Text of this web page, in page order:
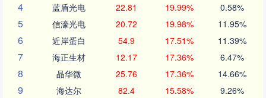
4 蓝盾光电 22.81 19.99% 0.58%
5 信濠光电 20.72 19.98% 11.95%
6 近岸蛋白 54.9 17.51% 11.39%
7 海正生材 12.17 17.36% 6.47%
8 晶华微 25.76 17.36% 14.66%
9 海达尔 82.4 15.58% 9.26%